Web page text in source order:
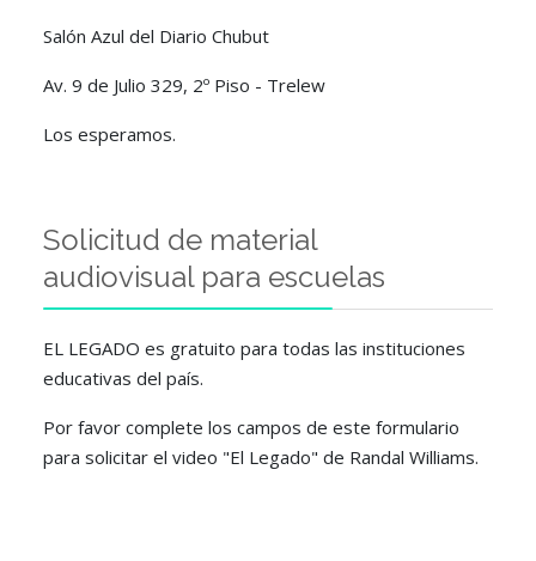
Salón Azul del Diario Chubut
Av. 9 de Julio 329, 2º Piso - Trelew
Los esperamos.
Solicitud de material
audiovisual para escuelas
EL LEGADO es gratuito para todas las instituciones
educativas del país.
Por favor complete los campos de este formulario
para solicitar el video "El Legado" de Randal Williams.